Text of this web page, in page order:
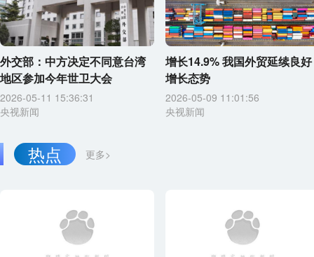
外交部：中方决定不同意台湾
地区参加今年世卫大会
2026-05-11 15:36:31
央视新闻
增长14.9% 我国外贸延续良好
增长态势
2026-05-09 11:01:56
央视新闻
更多>
热点